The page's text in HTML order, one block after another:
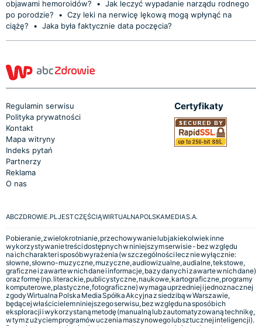
objawami hemoroidów?
• Jak leczyć wypadanie narządu rodnego
po porodzie?
• Czy leki na nerwicę lękową mogą wpłynąć na
ciążę?
• Jaka była faktycznie data poczęcia?
Regulamin serwisu
Polityka prywatności
Kontakt
Mapa witryny
Indeks pytań
Partnerzy
Reklama
O nas
Certyfikaty
ABCZDROWIE.PL JEST CZĘŚCIĄ WIRTUALNA POLSKA MEDIA S.A.
Pobieranie, zwielokrotnianie, przechowywanie lub jakiekolwiek inne
wykorzystywanie treści dostępnych w niniejszym serwisie - bez względu
na ich charakter i sposób wyrażenia (w szczególności lecz nie wyłącznie:
słowne, słowno-muzyczne, muzyczne, audiowizualne, audialne, tekstowe,
graficzne i zawarte w nich dane i informacje, bazy danych i zawarte w nich dane)
oraz formę (np. literackie, publicystyczne, naukowe, kartograficzne, programy
komputerowe, plastyczne, fotograficzne) wymaga uprzedniej i jednoznacznej
zgody Wirtualna Polska Media Spółka Akcyjna z siedzibą w Warszawie,
będącej właścicielem niniejszego serwisu, bez względu na sposób ich
eksploracji i wykorzystaną metodę (manualną lub zautomatyzowaną technikę,
w tym z użyciem programów uczenia maszynowego lub sztucznej inteligencji).